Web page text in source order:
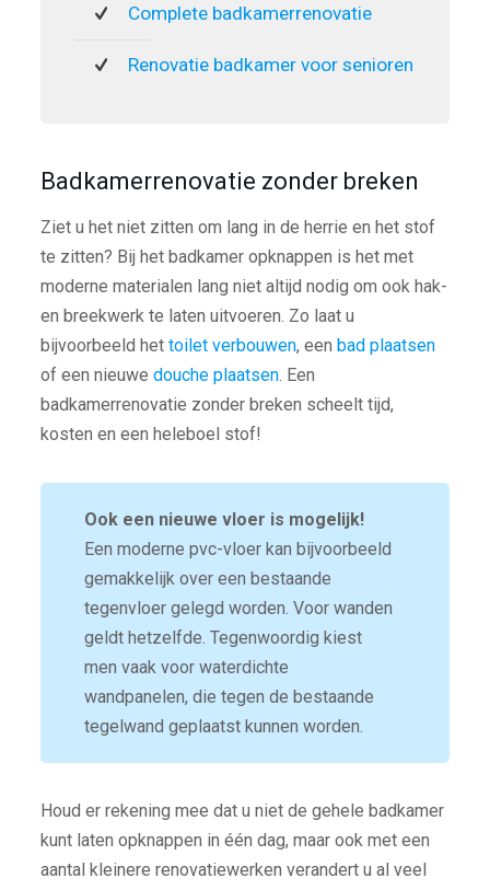
Complete badkamerrenovatie
Renovatie badkamer voor senioren
Badkamerrenovatie zonder breken
Ziet u het niet zitten om lang in de herrie en het stof
te zitten? Bij het badkamer opknappen is het met
moderne materialen lang niet altijd nodig om ook hak-
en breekwerk te laten uitvoeren. Zo laat u
bijvoorbeeld het toilet verbouwen, een bad plaatsen
of een nieuwe douche plaatsen. Een
badkamerrenovatie zonder breken scheelt tijd,
kosten en een heleboel stof!
Ook een nieuwe vloer is mogelijk!
Een moderne pvc-vloer kan bijvoorbeeld
gemakkelijk over een bestaande
tegenvloer gelegd worden. Voor wanden
geldt hetzelfde. Tegenwoordig kiest
men vaak voor waterdichte
wandpanelen, die tegen de bestaande
tegelwand geplaatst kunnen worden.
Houd er rekening mee dat u niet de gehele badkamer
kunt laten opknappen in één dag, maar ook met een
aantal kleinere renovatiewerken verandert u al veel